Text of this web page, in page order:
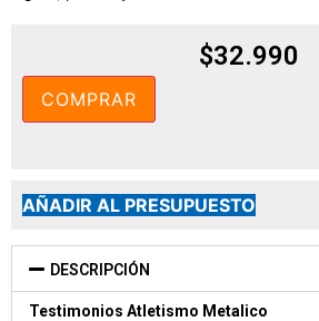
$32.990
COMPRAR
AÑADIR AL PRESUPUESTO
DESCRIPCIÓN
Testimonios Atletismo Metalico